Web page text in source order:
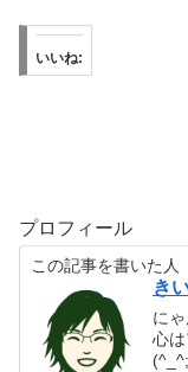
いいね:
プロフィール
この記事を書いた人
き
に
心